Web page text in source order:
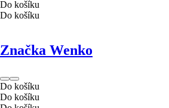
Do košíku
Do košíku
Značka Wenko
Do košíku
Do košíku